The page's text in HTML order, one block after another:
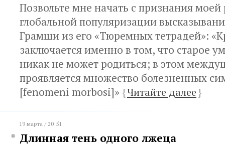
Позвольте мне начать с признания моей
глобальной популяризации
Грамши из его «Тюремных тетрадей»:
заключается именно в том, что старое
никак не может родиться; в этом
проявляется множество болезненных
[fenomeni morbosi]» {Читайте далее}
19 марта / 20:51
Длинная тень одного лжеца